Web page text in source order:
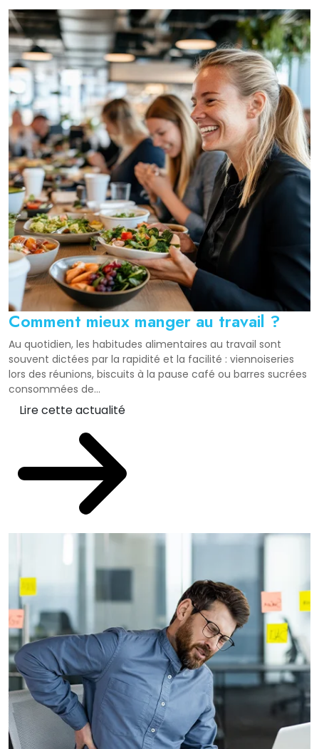
Comment mieux manger au travail ?
Au quotidien, les habitudes alimentaires au travail sont
souvent dictées par la rapidité et la facilité : viennoiseries
lors des réunions, biscuits à la pause café ou barres sucrées
consommées de...
Lire cette actualité